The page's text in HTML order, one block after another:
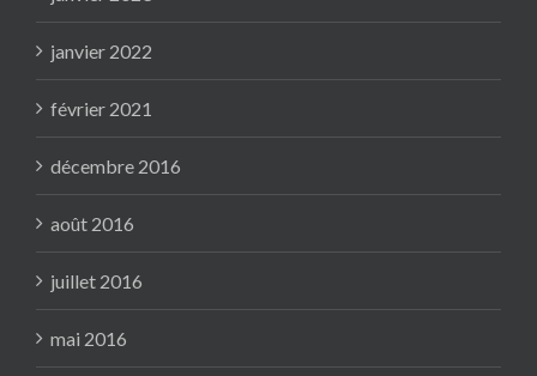
janvier 2022
février 2021
décembre 2016
août 2016
juillet 2016
mai 2016